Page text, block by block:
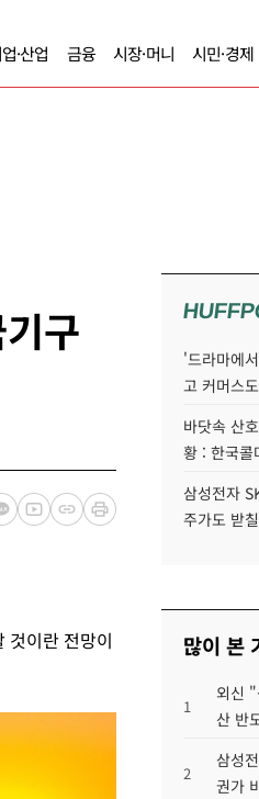
·산업 금융 시장·머니 시민·경제
구
것이란 전망이
'드라마에
고 커머스
바닷속 산
황 : 한국콜
삼성전자
주가도 받
많이 본
1
외신 "
산 반
2
삼성
권가